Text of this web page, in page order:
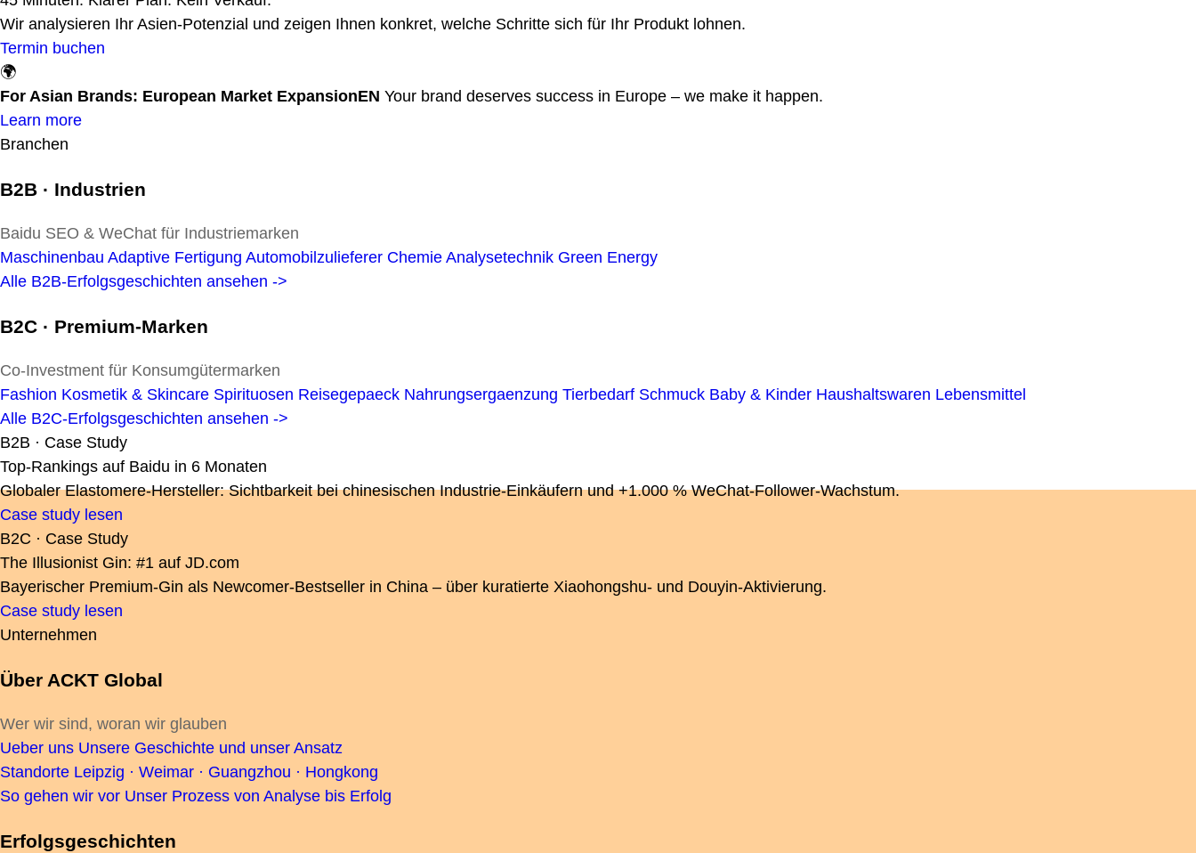
Wir analysieren Ihr Asien-Potenzial und zeigen Ihnen konkret, welche Schritte sich für Ihr Produkt lohnen.
Termin buchen
🌍
For Asian Brands: European Market ExpansionEN Your brand deserves success in Europe – we make it happen.
Learn more
Branchen
B2B · Industrien
Baidu SEO & WeChat für Industriemarken
Maschinenbau Adaptive Fertigung Automobilzulieferer Chemie Analysetechnik Green Energy
Alle B2B-Erfolgsgeschichten ansehen ->
B2C · Premium-Marken
Co-Investment für Konsumgütermarken
Fashion Kosmetik & Skincare Spirituosen Reisegepaeck Nahrungsergaenzung Tierbedarf Schmuck Baby & Kinder Haushaltswaren Lebensmittel
Alle B2C-Erfolgsgeschichten ansehen ->
B2B · Case Study
Top-Rankings auf Baidu in 6 Monaten
Globaler Elastomere-Hersteller: Sichtbarkeit bei chinesischen Industrie-Einkäufern und +1.000 % WeChat-Follower-Wachstum.
Case study lesen
B2C · Case Study
The Illusionist Gin: #1 auf JD.com
Bayerischer Premium-Gin als Newcomer-Bestseller in China – über kuratierte Xiaohongshu- und Douyin-Aktivierung.
Case study lesen
Unternehmen
Über ACKT Global
Wer wir sind, woran wir glauben
Ueber uns Unsere Geschichte und unser Ansatz
Standorte Leipzig · Weimar · Guangzhou · Hongkong
So gehen wir vor Unser Prozess von Analyse bis Erfolg
Erfolgsgeschichten
ACKT News & Insides
Spannende Experten-Insides und Marktinformationen für die Expansion nach Asien.